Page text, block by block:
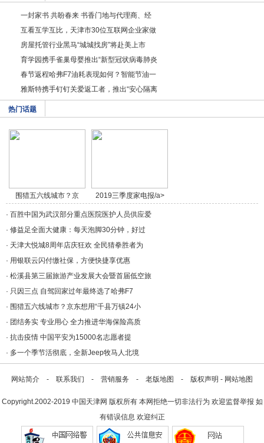
一封家书 共盼春来 书香门地与代理商、经
互看互学互比，天津市30位互联网企业家做
房屋托管行业黑马“城城找房”将赴美上市
育学园携手雀巢母婴推出“新型冠状病毒肺炎
春节返程哈弗F7油耗表现如何？智能节油一
雅斯特携手钉钉关爱返工者，推出“安心隔离
热门话题
围猎五六线城市？京
东/a>
2019三季度家电报/a>
· 百胜中国为武汉部分重点医院医护人员供应爱
· 修益足全面大健康：每天泡脚30分钟，好过
· 天津大悦城8周年店庆狂欢 全民猜拳胜者为
· 用银联云闪付缴社保，方便快捷享优惠
· 松溪县第三届旅游产业发展大会暨首届低空旅
· 只因三点 自驾回家过年最终选了哈弗F7
· 围猎五六线城市？京东想用“千县万镇24小
· 团结务实 专业用心 全力推进华海保险高质
· 抗击疫情 中国平安为15000名志愿者提
· 多一个季节活彻底，全新Jeep牧马人北境
网站简介 - 联系我们 - 营销服务 - 老版地图 - 版权声明 - 网站地图
Copyright.2002-2019 中国天津网 版权所有 本网拒绝一切非法行为 欢迎监督举报 如
有错误信息 欢迎纠正